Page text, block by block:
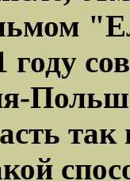
году